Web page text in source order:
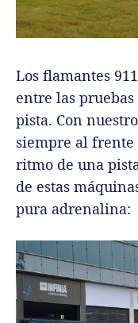
Los flamantes
entre las
pista. Con
siempre al
ritmo de una
de estas
pura adrenalina: